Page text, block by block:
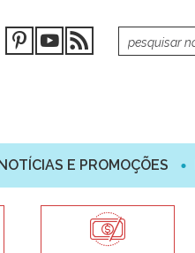
E PROMOÇÕES